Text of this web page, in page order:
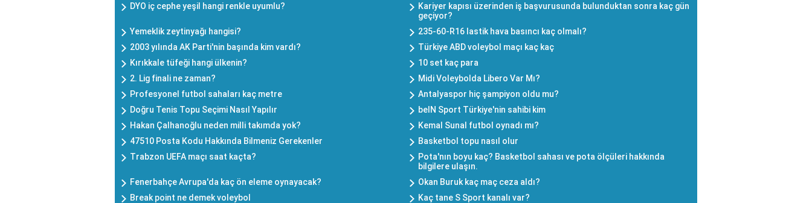
DYO iç cephe yeşil hangi renkle uyumlu?
Kariyer kapısı üzerinden iş başvurusunda bulunduktan sonra kaç gün
geçiyor?
Yemeklik zeytinyağı hangisi?
235-60-R16 lastik hava basıncı kaç olmalı?
2003 yılında AK Parti'nin başında kim vardı?
Türkiye ABD voleybol maçı kaç kaç
Kırıkkale tüfeği hangi ülkenin?
10 set kaç para
2. Lig finali ne zaman?
Midi Voleybolda Libero Var Mı?
Profesyonel futbol sahaları kaç metre
Antalyaspor hiç şampiyon oldu mu?
Doğru Tenis Topu Seçimi Nasıl Yapılır
beIN Sport Türkiye'nin sahibi kim
Hakan Çalhanoğlu neden milli takımda yok?
Kemal Sunal futbol oynadı mı?
47510 Posta Kodu Hakkında Bilmeniz Gerekenler
Basketbol topu nasıl olur
Trabzon UEFA maçı saat kaçta?
Pota'nın boyu kaç? Basketbol sahası ve pota ölçüleri hakkında
bilgilere ulaşın.
Fenerbahçe Avrupa'da kaç ön eleme oynayacak?
Okan Buruk kaç maç ceza aldı?
Break point ne demek voleybol
Kaç tane S Sport kanalı var?